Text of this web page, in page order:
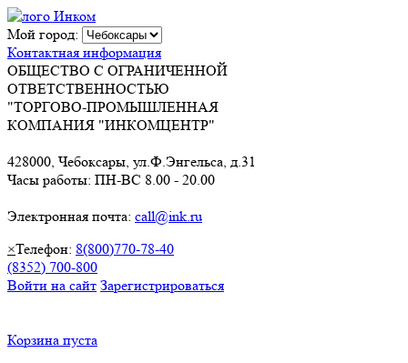
Мой город:
Контактная информация
ОБЩЕСТВО С ОГРАНИЧЕННОЙ
ОТВЕТСТВЕННОСТЬЮ
"ТОРГОВО-ПРОМЫШЛЕННАЯ
КОМПАНИЯ "ИНКОМЦЕНТР"
428000, Чебоксары, ул.Ф.Энгельса, д.31
Часы работы: ПН-ВС 8.00 - 20.00
Электронная почта: call@ink.ru
×Телефон: 8(800)770-78-40
(8352) 700-800
Войти на сайт Зарегистрироваться
Корзина пуста